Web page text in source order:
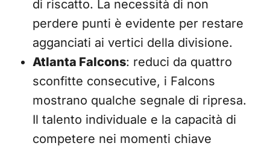
di riscatto. La necessità di non
perdere punti è evidente per restare
agganciati ai vertici della divisione.
Atlanta Falcons: reduci da quattro
sconfitte consecutive, i Falcons
mostrano qualche segnale di ripresa.
Il talento individuale e la capacità di
competere nei momenti chiave